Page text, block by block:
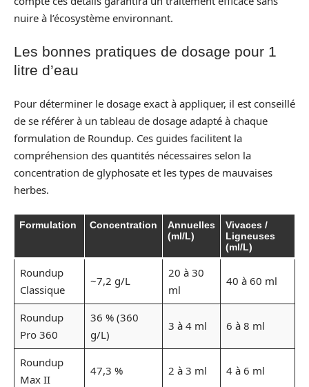
nuire à l’écosystème environnant.
Les bonnes pratiques de dosage pour 1
litre d’eau
Pour déterminer le dosage exact à appliquer, il est conseillé
de se référer à un tableau de dosage adapté à chaque
formulation de Roundup. Ces guides facilitent la
compréhension des quantités nécessaires selon la
concentration de glyphosate et les types de mauvaises
herbes.
Formulation Concentration
Annuelles
(ml/L)
Vivaces /
Ligneuses
(ml/L)
Roundup
Classique
~7,2 g/L
20 à 30
ml
40 à 60 ml
Roundup
Pro 360
36 % (360
g/L)
3 à 4 ml 6 à 8 ml
Roundup
Max II
47,3 % 2 à 3 ml 4 à 6 ml